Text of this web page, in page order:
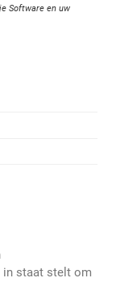
Software en uw
in staat stelt om